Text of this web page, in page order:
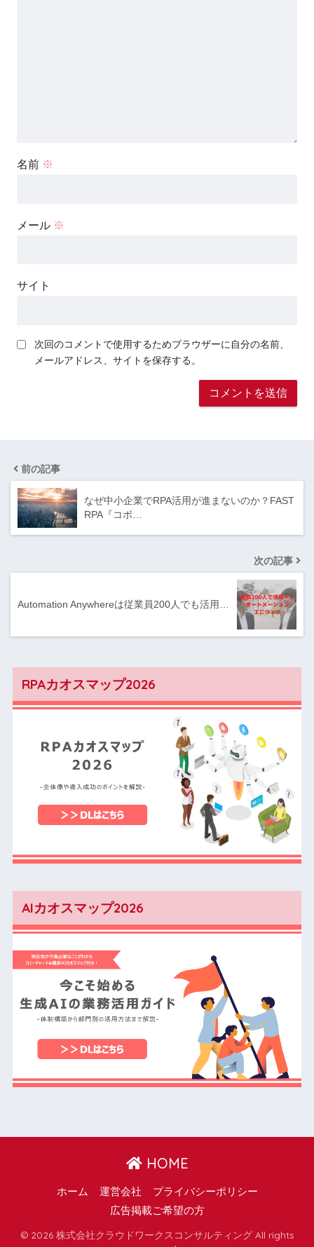
名前 ※
メール ※
サイト
次回のコメントで使用するためブラウザーに自分の名前、
メールアドレス、サイトを保存する。
前の記事
なぜ中小企業でRPA活用が進まないのか？FAST
RPA『コボ…
次の記事
Automation Anywhereは従業員200人でも活用…
RPAカオスマップ2026
AIカオスマップ2026
HOME
ホーム 運営会社
プライバシーポリシー
広告掲載ご希望の方
© 2026 株式会社クラウドワークスコンサルティング All rights